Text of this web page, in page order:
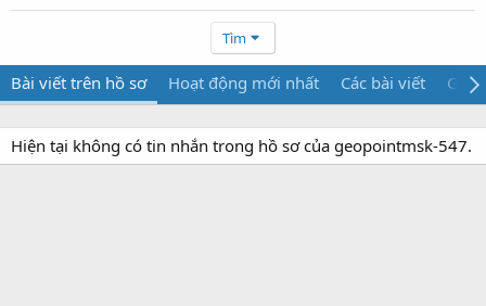
Tìm
Bài viết trên hồ sơ Hoạt động mới nhất Các bài viết Giới
Hiện tại không có tin nhắn trong hồ sơ của geopointmsk-547.